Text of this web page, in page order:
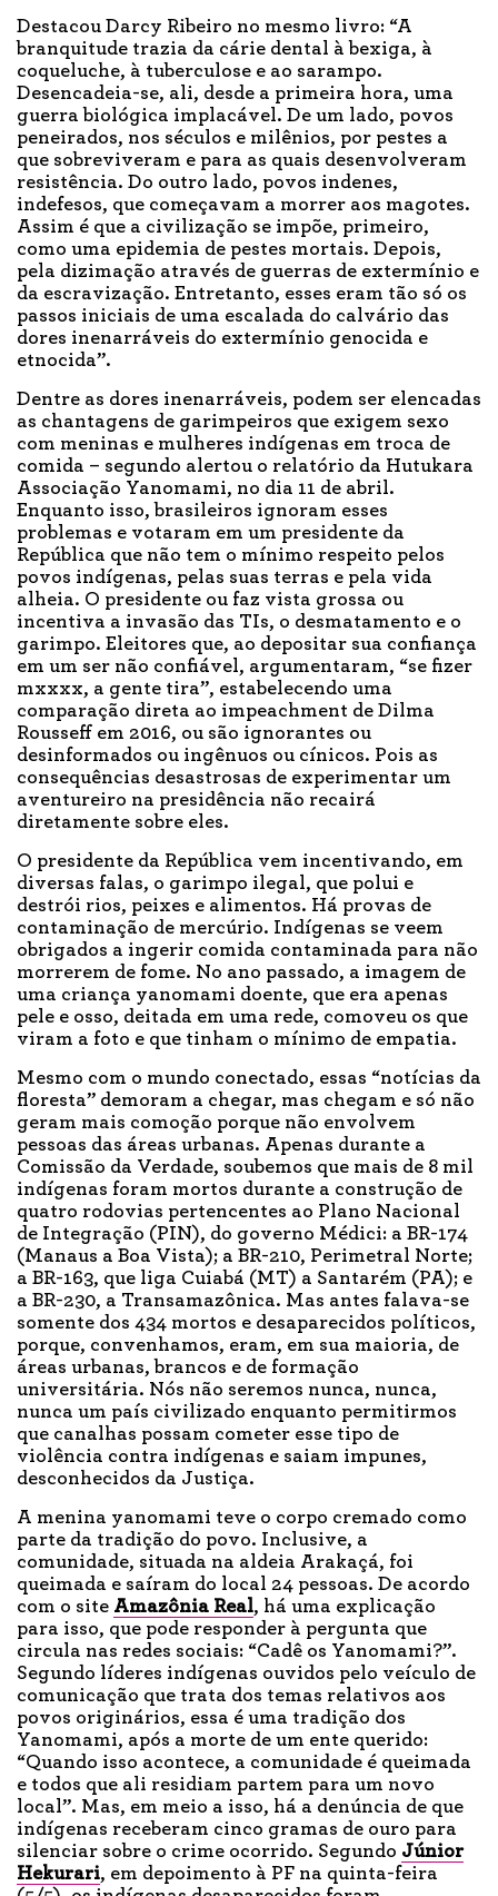
Destacou Darcy Ribeiro no mesmo livro: “A
branquitude trazia da cárie dental à bexiga, à
coqueluche, à tuberculose e ao sarampo.
Desencadeia-se, ali, desde a primeira hora, uma
guerra biológica implacável. De um lado, povos
peneirados, nos séculos e milênios, por pestes a
que sobreviveram e para as quais desenvolveram
resistência. Do outro lado, povos indenes,
indefesos, que começavam a morrer aos magotes.
Assim é que a civilização se impõe, primeiro,
como uma epidemia de pestes mortais. Depois,
pela dizimação através de guerras de extermínio e
da escravização. Entretanto, esses eram tão só os
passos iniciais de uma escalada do calvário das
dores inenarráveis do extermínio genocida e
etnocida”.
Dentre as dores inenarráveis, podem ser elencadas
as chantagens de garimpeiros que exigem sexo
com meninas e mulheres indígenas em troca de
comida – segundo alertou o relatório da Hutukara
Associação Yanomami, no dia 11 de abril.
Enquanto isso, brasileiros ignoram esses
problemas e votaram em um presidente da
República que não tem o mínimo respeito pelos
povos indígenas, pelas suas terras e pela vida
alheia. O presidente ou faz vista grossa ou
incentiva a invasão das TIs, o desmatamento e o
garimpo. Eleitores que, ao depositar sua confiança
em um ser não confiável, argumentaram, “se fizer
mxxxx, a gente tira”, estabelecendo uma
comparação direta ao impeachment de Dilma
Rousseff em 2016, ou são ignorantes ou
desinformados ou ingênuos ou cínicos. Pois as
consequências desastrosas de experimentar um
aventureiro na presidência não recairá
diretamente sobre eles.
O presidente da República vem incentivando, em
diversas falas, o garimpo ilegal, que polui e
destrói rios, peixes e alimentos. Há provas de
contaminação de mercúrio. Indígenas se veem
obrigados a ingerir comida contaminada para não
morrerem de fome. No ano passado, a imagem de
uma criança yanomami doente, que era apenas
pele e osso, deitada em uma rede, comoveu os que
viram a foto e que tinham o mínimo de empatia.
Mesmo com o mundo conectado, essas “notícias da
floresta” demoram a chegar, mas chegam e só não
geram mais comoção porque não envolvem
pessoas das áreas urbanas. Apenas durante a
Comissão da Verdade, soubemos que mais de 8 mil
indígenas foram mortos durante a construção de
quatro rodovias pertencentes ao Plano Nacional
de Integração (PIN), do governo Médici: a BR-174
(Manaus a Boa Vista); a BR-210, Perimetral Norte;
a BR-163, que liga Cuiabá (MT) a Santarém (PA); e
a BR-230, a Transamazônica. Mas antes falava-se
somente dos 434 mortos e desaparecidos políticos,
porque, convenhamos, eram, em sua maioria, de
áreas urbanas, brancos e de formação
universitária. Nós não seremos nunca, nunca,
nunca um país civilizado enquanto permitirmos
que canalhas possam cometer esse tipo de
violência contra indígenas e saiam impunes,
desconhecidos da Justiça.
A menina yanomami teve o corpo cremado como
parte da tradição do povo. Inclusive, a
comunidade, situada na aldeia Arakaçá, foi
queimada e saíram do local 24 pessoas. De acordo
com o site Amazônia Real, há uma explicação
para isso, que pode responder à pergunta que
circula nas redes sociais: “Cadê os Yanomami?”.
Segundo líderes indígenas ouvidos pelo veículo de
comunicação que trata dos temas relativos aos
povos originários, essa é uma tradição dos
Yanomami, após a morte de um ente querido:
“Quando isso acontece, a comunidade é queimada
e todos que ali residiam partem para um novo
local”. Mas, em meio a isso, há a denúncia de que
indígenas receberam cinco gramas de ouro para
silenciar sobre o crime ocorrido. Segundo Júnior
Hekurari, em depoimento à PF na quinta-feira